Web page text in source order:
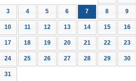
3 4 5 6 7 8 9
10 11 12 13 14 15 16
17 18 19 20 21 22 23
24 25 26 27 28 29 30
31